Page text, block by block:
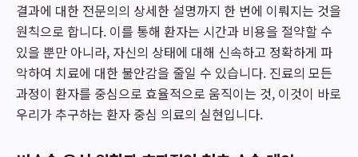
결과에 대한 전문의의 상세한 설명까지 한 번에 이뤄지는 것을
원칙으로 합니다. 이를 통해 환자는 시간과 비용을 절약할 수
있을 뿐만 아니라, 자신의 상태에 대해 신속하고 정확하게 파
악하여 치료에 대한 불안감을 줄일 수 있습니다. 진료의 모든
과정이 환자를 중심으로 효율적으로 움직이는 것, 이것이 바로
우리가 추구하는 환자 중심 의료의 실현입니다.